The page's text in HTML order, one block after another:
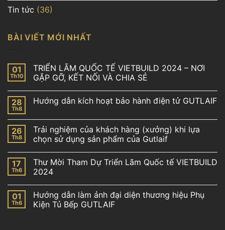
Tin tức (36)
BÀI VIẾT MỚI NHẤT
01
Th10
TRIỂN LÃM QUỐC TẾ VIETBUILD 2024 – NƠI
GẶP GỠ, KẾT NỐI VÀ CHIA SẺ
28
Th8
Hướng dẫn kích hoạt bảo hành điện tử GUTLAIF
26
Th8
Trải nghiệm của khách hàng (xưởng) khi lựa
chọn sử dụng sản phẩm của Gutlaif
17
Th6
Thư Mời Tham Dự Triển Lãm Quốc tế VIETBUILD
2024
01
Th6
Hướng dẫn làm ảnh đại diện thương hiệu Phụ
Kiện Tủ Bếp GUTLAIF